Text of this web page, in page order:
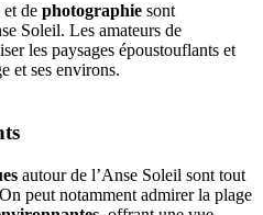
et de photographie sont
Soleil. Les amateurs de
les paysages époustouflants et
et ses environs.
autour de l’Anse Soleil sont tout
peut notamment admirer la plage